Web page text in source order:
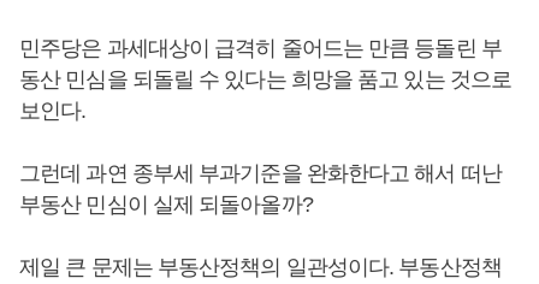
민주당은 과세대상이 급격히 줄어드는 만큼 등돌린 부
동산 민심을 되돌릴 수 있다는 희망을 품고 있는 것으로
보인다.
그런데 과연 종부세 부과기준을 완화한다고 해서 떠난
부동산 민심이 실제 되돌아올까?
제일 큰 문제는 부동산정책의 일관성이다. 부동산정책